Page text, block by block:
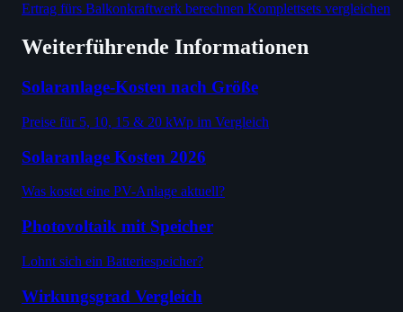
Ertrag fürs Balkonkraftwerk berechnen Komplettsets vergleichen
Weiterführende Informationen
Solaranlage-Kosten nach Größe
Preise für 5, 10, 15 & 20 kWp im Vergleich
Solaranlage Kosten 2026
Was kostet eine PV-Anlage aktuell?
Photovoltaik mit Speicher
Lohnt sich ein Batteriespeicher?
Wirkungsgrad Vergleich